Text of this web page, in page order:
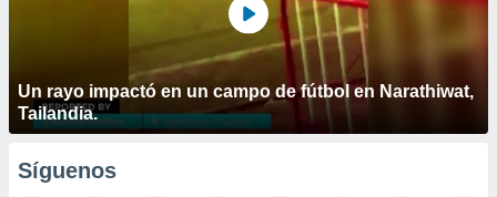
Un rayo impactó en un campo de fútbol en Narathiwat,
Tailandia.
Síguenos